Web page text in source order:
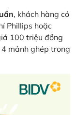
, khách hàng có
Phillips hoặc
100 triệu đồng
mảnh ghép trong